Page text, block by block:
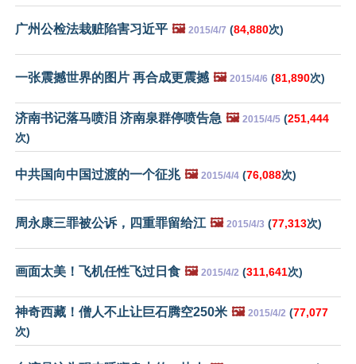
广州公检法栽赃陷害习近平 🖼️ 2015/4/7 (84,880次)
一张震撼世界的图片 再合成更震撼 🖼️ 2015/4/6 (81,890次)
济南书记落马喷泪 济南泉群停喷告急 🖼️ 2015/4/5 (251,444
次)
中共国向中国过渡的一个征兆 🖼️ 2015/4/4 (76,088次)
周永康三罪被公诉，四重罪留给江 🖼️ 2015/4/3 (77,313次)
画面太美！飞机任性飞过日食 🖼️ 2015/4/2 (311,641次)
神奇西藏！僧人不止让巨石腾空250米 🖼️ 2015/4/2 (77,077
次)